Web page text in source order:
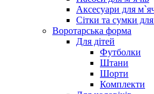
Аксесуари для
Сітки та сумки
Воротарська форма
Для дітей
Футболки
Штани
Шорти
Комплекти